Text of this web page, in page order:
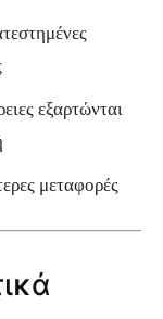
εξαρτώνται
μεταφορές